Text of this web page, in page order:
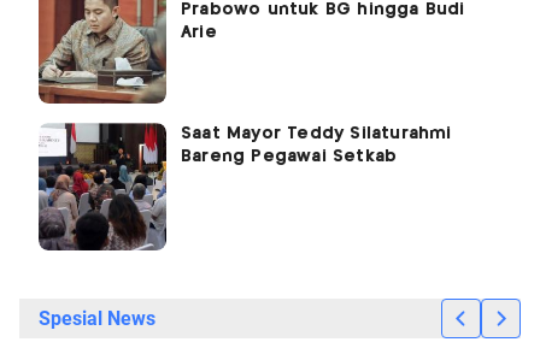
Prabowo untuk BG hingga Budi
Arie
Saat Mayor Teddy Silaturahmi
Bareng Pegawai Setkab